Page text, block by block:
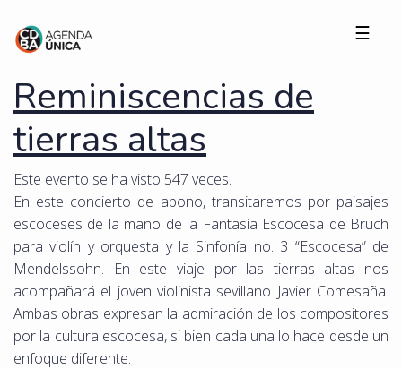
☰
Reminiscencias de
tierras altas
Este evento se ha visto 547 veces.
En este concierto de abono, transitaremos por paisajes
escoceses de la mano de la Fantasía Escocesa de Bruch
para violín y orquesta y la Sinfonía no. 3 “Escocesa” de
Mendelssohn. En este viaje por las tierras altas nos
acompañará el joven violinista sevillano Javier Comesaña.
Ambas obras expresan la admiración de los compositores
por la cultura escocesa, si bien cada una lo hace desde un
enfoque diferente.